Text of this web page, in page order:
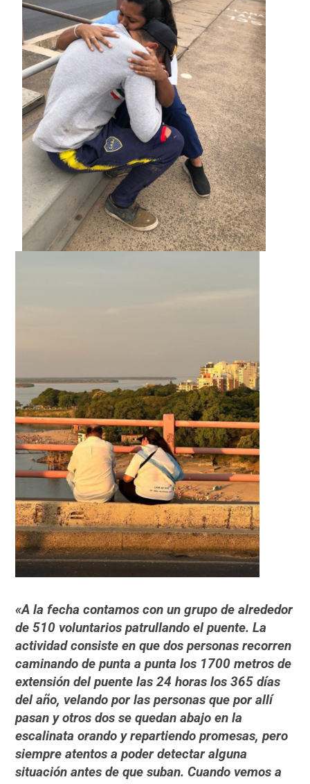
«A la fecha contamos con un grupo de alrededor
de 510 voluntarios patrullando el puente. La
actividad consiste en que dos personas recorren
caminando de punta a punta los 1700 metros de
extensión del puente las 24 horas los 365 días
del año, velando por las personas que por allí
pasan y otros dos se quedan abajo en la
escalinata orando y repartiendo promesas, pero
siempre atentos a poder detectar alguna
situación antes de que suban. Cuando vemos a